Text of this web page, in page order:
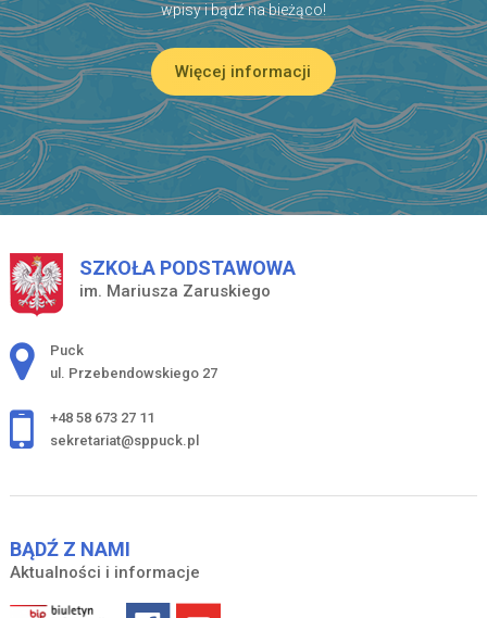
wpisy i bądź na bieżąco!
Więcej informacji
SZKOŁA PODSTAWOWA
im. Mariusza Zaruskiego
Adres pocztowy:
Puck
ul. Przebendowskiego 27
+48 58 673 27 11
sekretariat@sppuck.pl
BĄDŹ Z NAMI
Aktualności i informacje